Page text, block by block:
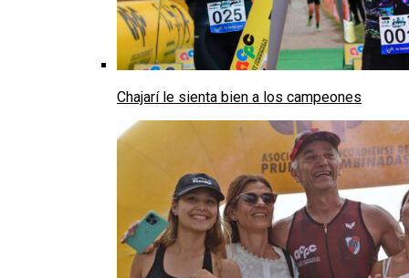
Chajarí le sienta bien a los campeones